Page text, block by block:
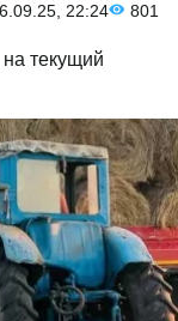
22:24 801
текущий